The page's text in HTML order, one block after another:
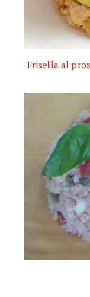
Frisella al